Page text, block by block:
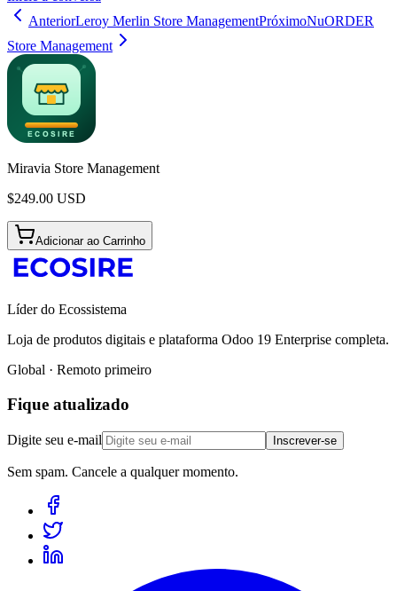
AnteriorLeroy Merlin Store ManagementPróximoNuORDER
Store Management
Miravia Store Management
$249.00 USD
Adicionar ao Carrinho
Líder do Ecossistema
Loja de produtos digitais e plataforma Odoo 19 Enterprise completa.
Global · Remoto primeiro
Fique atualizado
Digite seu e-mail Inscrever-se
Sem spam. Cancele a qualquer momento.